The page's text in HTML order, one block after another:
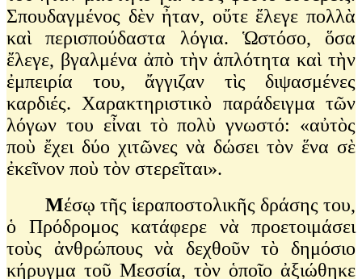
Σπουδαγμένος δὲν ἦταν, οὔτε ἔλεγε πολλὰ
καὶ περισπούδαστα λόγια. Ὡστόσο, ὅσα
ἔλεγε, βγαλμένα ἀπὸ τὴν ἁπλότητα καὶ τὴν
ἐμπειρία του, ἄγγιζαν τὶς διψασμένες
καρδιές. Χαρακτηριστικὸ παράδειγμα τῶν
λόγων του εἶναι τὸ πολὺ γνωστό: «αὐτὸς
ποὺ ἔχει δύο χιτῶνες νὰ δώσει τὸν ἕνα σὲ
ἐκεῖνον ποὺ τὸν στερεῖται».
Μέσῳ τῆς ἱεραποστολικῆς δράσης του,
ὁ Πρόδρομος κατάφερε νὰ προετοιμάσει
τοὺς ἀνθρώπους νὰ δεχθοῦν τὸ δημόσιο
κήρυγμα τοῦ Μεσσία, τὸν ὁποῖο ἀξιώθηκε